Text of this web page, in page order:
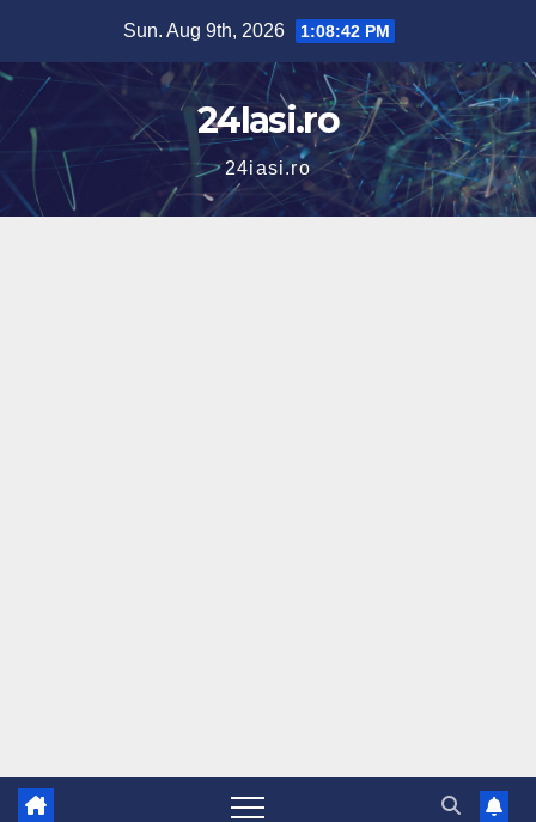
content
Sun. Aug 9th, 2026 1:08:43 PM
24Iasi.ro
24iasi.ro